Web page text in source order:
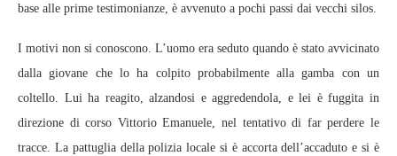
base alle prime testimonianze, è avvenuto a pochi passi dai vecchi silos.
I motivi non si conoscono. L’uomo era seduto quando è stato avvicinato
dalla giovane che lo ha colpito probabilmente alla gamba con un
coltello. Lui ha reagito, alzandosi e aggredendola, e lei è fuggita in
direzione di corso Vittorio Emanuele, nel tentativo di far perdere le
tracce. La pattuglia della polizia locale si è accorta dell’accaduto e si è